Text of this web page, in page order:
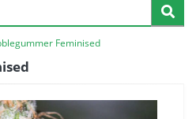
Feminised